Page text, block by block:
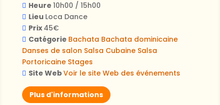
Heure 10h00 / 15h00
Lieu Loca Dance
Prix 45€
Catégorie Bachata Bachata dominicaine
Danses de salon Salsa Cubaine Salsa
Portoricaine Stages
Site WebVoir le site Web des événements
Plus d'informations